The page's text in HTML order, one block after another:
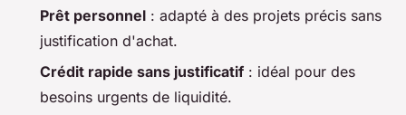
Prêt personnel : adapté à des projets précis sans
justification d'achat.
Crédit rapide sans justificatif : idéal pour des
besoins urgents de liquidité.